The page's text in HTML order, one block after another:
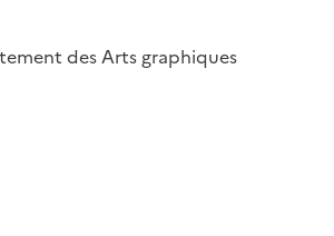
des Arts graphiques